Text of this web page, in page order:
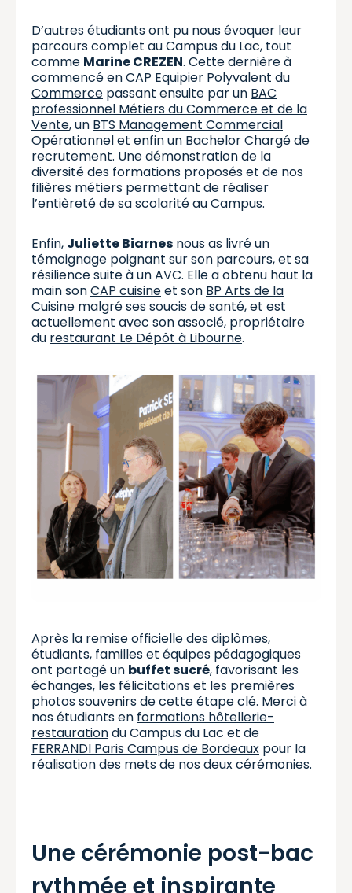
D’autres étudiants ont pu nous évoquer leur
parcours complet au Campus du Lac, tout
comme Marine CREZEN. Cette dernière à
commencé enCAP Equipier Polyvalent du
Commerce passant ensuite par un BAC
professionnel Métiers du Commerce et de la
Vente, un BTS Management Commercial
Opérationnelet enfin un Bachelor Chargé de
recrutement. Une démonstration de la
diversité des formations proposés et de nos
filières métiers permettant de réaliser
l’entièreté de sa scolarité au Campus.
Enfin, Juliette Biarnes nous as livré un
témoignage poignant sur son parcours, et sa
résilience suite à un AVC. Elle a obtenu haut la
main sonCAP cuisineet son BP Arts de la
Cuisine malgré ses soucis de santé, et est
actuellement avec son associé, propriétaire
du restaurant Le Dépôt à Libourne.
Après la remise officielle des diplômes,
étudiants, familles et équipes pédagogiques
ont partagé un buffet sucré, favorisant les
échanges, les félicitations et les premières
photos souvenirs de cette étape clé. Merci à
nos étudiants en formations hôtellerie-
restaurationdu Campus du Lac et de
FERRANDI Paris Campus de Bordeaux pour la
réalisation des mets de nos deux cérémonies.
Une cérémonie post-bac
rythmée et inspirante